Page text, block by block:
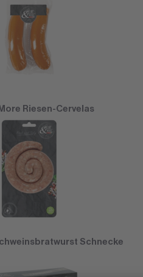
Riesen-Cervelas
Schnecke